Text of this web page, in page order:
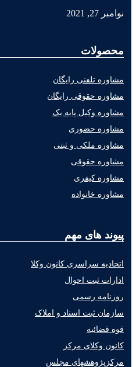
نوامبر 27, 2021
محصولات
مشاوره تلفنی رایگان
مشاوره حقوقی رایگان
مشاوره وکیل پایه یک
مشاوره حضوری
مشاوره ملکی و ثبتی
مشاوره حقوقی
مشاوره کیفری
مشاوره خانواده
پیوند های مهم
اتحادیه سراسری کانون وکلا
ادارات ثبت احوال
روزنامه رسمی
سازمان ثبت اسناد و املاک
قوه قضائیه
کانون وکلای مرکز
مرکزپژوهشهای مجلس